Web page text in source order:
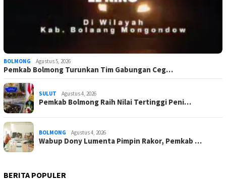
BOLMONG Agustus 5, 2026
Pemkab Bolmong Turunkan Tim Gabungan Ceg…
SULUT Agustus 4, 2026
Pemkab Bolmong Raih Nilai Tertinggi Peni…
BOLMONG Agustus 4, 2026
Wabup Dony Lumenta Pimpin Rakor, Pemkab …
BERITA POPULER